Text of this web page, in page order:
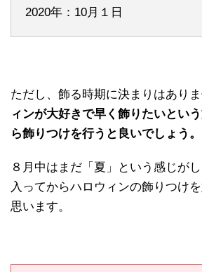
2020年：10月１日
ただし、飾る時期に決まりはあり
ィンが大好きで早く飾りたいとい
ら飾りつけを行うと良いでしょう。
８月中はまだ「夏」という感じが
入ってからハロウィンの飾りつけ
思います。